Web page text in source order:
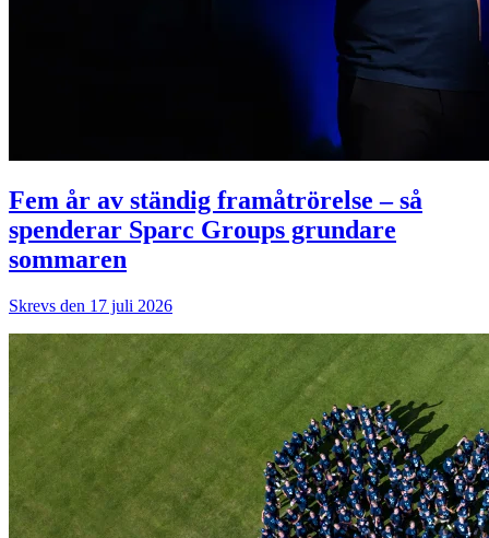
Fem år av ständig framåtrörelse – så
spenderar Sparc Groups grundare
sommaren
Skrevs den 17 juli 2026